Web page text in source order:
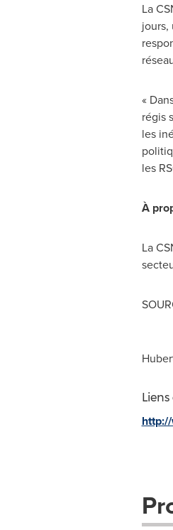
La
jours,
«
régis
les
les
À
La